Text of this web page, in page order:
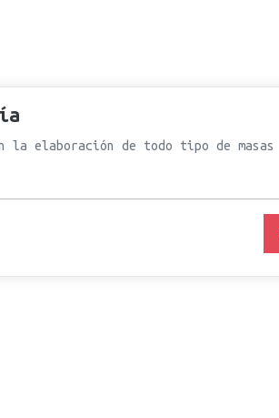
la elaboración de todo tipo de masas